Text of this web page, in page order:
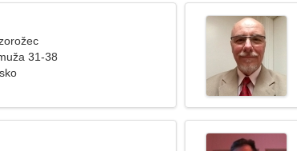
31-38